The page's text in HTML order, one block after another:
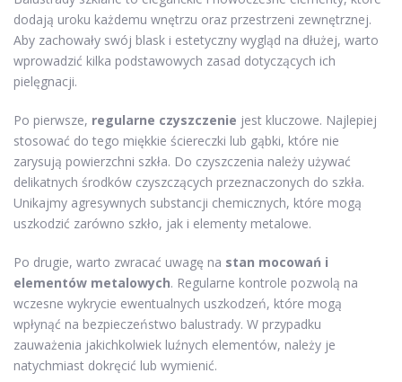
dodają uroku każdemu wnętrzu oraz przestrzeni zewnętrznej.
Aby zachowały swój blask i estetyczny wygląd na dłużej, warto
wprowadzić kilka podstawowych zasad dotyczących ich
pielęgnacji.
Po pierwsze, regularne czyszczenie jest kluczowe. Najlepiej
stosować do tego miękkie ściereczki lub gąbki, które nie
zarysują powierzchni szkła. Do czyszczenia należy używać
delikatnych środków czyszczących przeznaczonych do szkła.
Unikajmy agresywnych substancji chemicznych, które mogą
uszkodzić zarówno szkło, jak i elementy metalowe.
Po drugie, warto zwracać uwagę na stan mocowań i
elementów metalowych. Regularne kontrole pozwolą na
wczesne wykrycie ewentualnych uszkodzeń, które mogą
wpłynąć na bezpieczeństwo balustrady. W przypadku
zauważenia jakichkolwiek luźnych elementów, należy je
natychmiast dokręcić lub wymienić.